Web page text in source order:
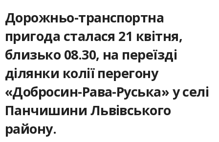
Дорожньо-транспортна
пригода сталася 21 квітня,
близько 08.30, на переїзді
ділянки колії перегону
«Добросин-Рава-Руська» у селі
Панчишини Львівського
району.